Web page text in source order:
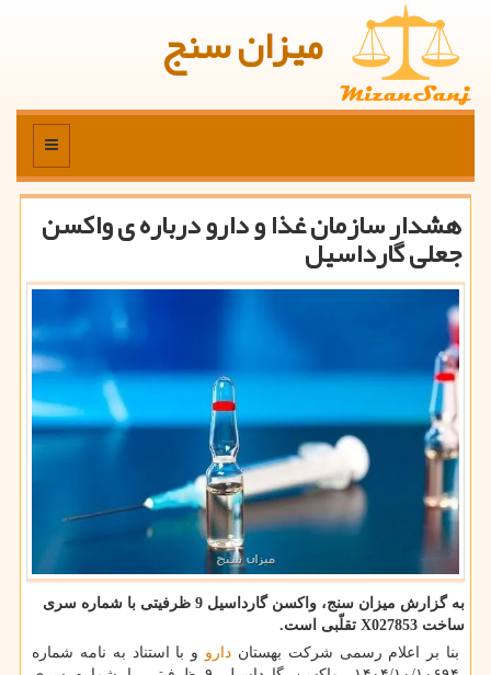
میزان سنج
منو
هشدار سازمان غذا و دارو درباره ی واکسن
جعلی گارداسیل
به گزارش میزان سنج، واکسن گارداسیل 9 ظرفیتی با شماره سری
ساخت X027853 تقلّبی است.
بنا بر اعلام رسمی شرکت بهستان دارو و با استناد به نامه شماره